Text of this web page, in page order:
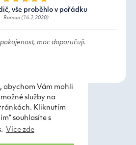
abychom Vám mohli
služby na
Kliknutím
souhlasíte s
Více zde
vše proběhlo v pořádku
Roman (16.2.2020)
moc doporučuji.